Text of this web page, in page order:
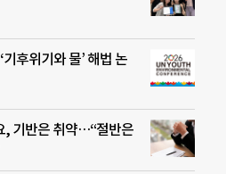
후위기와 물’ 해법 논
, 기반은 취약…“절반은